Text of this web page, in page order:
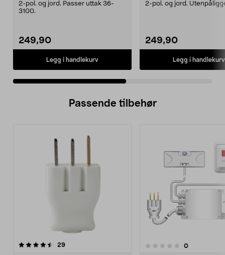
2-pol. og jord. Passer uttak 36-
3100.
249,90
Legg i handlekurv
2-pol. og jord.
249,90
Legg i handlekurv
Passende tilbehør
29anmeldelser
0.0av 5 stjerner 0anmeldelser